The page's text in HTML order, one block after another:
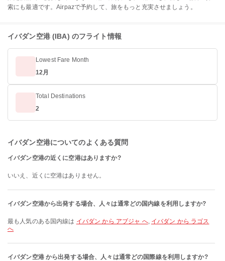
索にも最適です。Airpazで予約して、旅をもっと充実させましょう。
イバダン空港 (IBA) のフライト情報
Lowest Fare Month
12月
Total Destinations
2
イバダン空港についてのよくある質問
イバダン空港の近くに空港はありますか?
いいえ、近くに空港はありません。
イバダン空港から出発する場合、人々は通常どの国内線を利用しますか?
最も人気のある国内線は イバダン から アブジャ へ, イバダン から ラゴス
へ
イバダン空港 から出発する場合、人々は通常どの国際線を利用しますか?